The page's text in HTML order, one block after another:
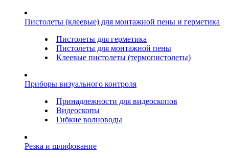
Пистолеты (клеевые) для монтажной пены и герметика
Пистолеты для герметика
Пистолеты для монтажной пены
Клеевые пистолеты (термопистолеты)
Приборы визуального контроля
Принадлежности для видеоскопов
Видеоскопы
Гибкие волноводы
Резка и шлифование